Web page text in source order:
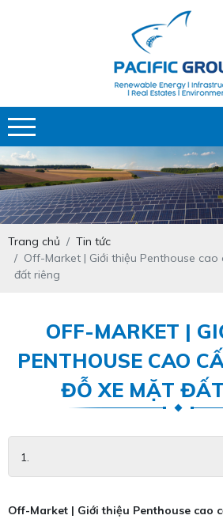
Trang chủ
Tin tức
Off-Market | Giới thiệu Penthouse
đất riêng
OFF-MARKET |
PENTHOUSE CAO
ĐỖ XE MẶT
Off-Market | Giới thiệu Penthouse cao